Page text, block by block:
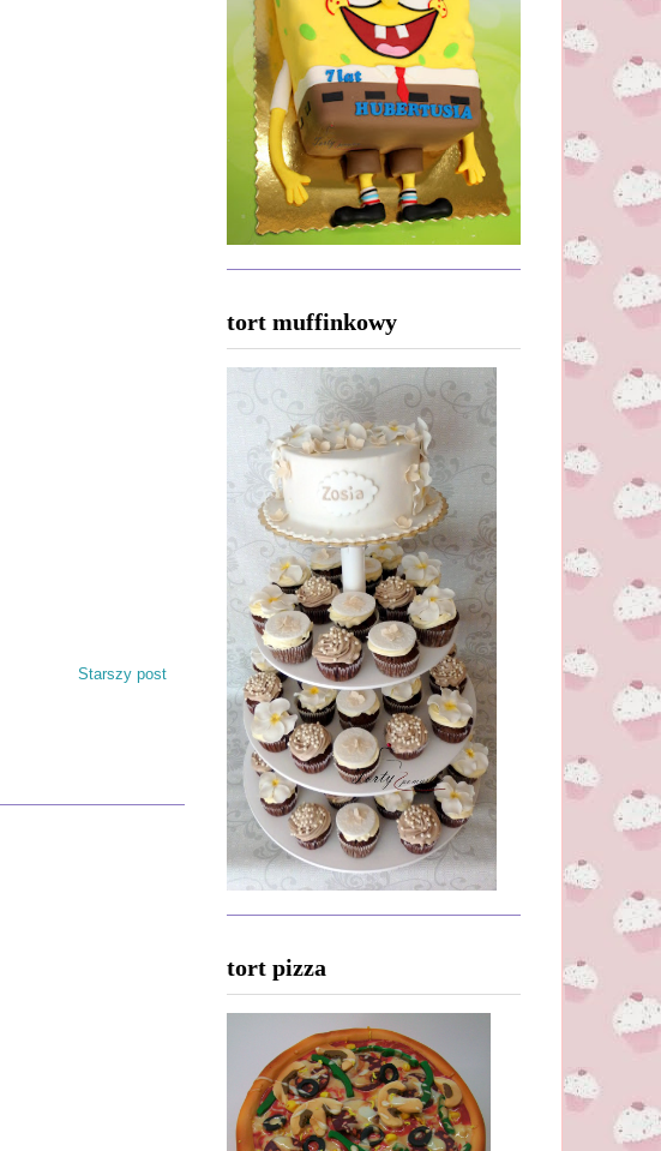
Starszy post
tort muffinkowy
tort pizza